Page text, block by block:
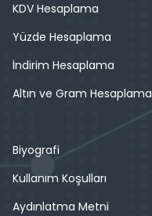
KDV Hesaplama
Yüzde Hesaplama
İndirim Hesaplama
Altın ve Gram Hesaplama
Biyografi
Kullanım Koşulları
Aydınlatma Metni